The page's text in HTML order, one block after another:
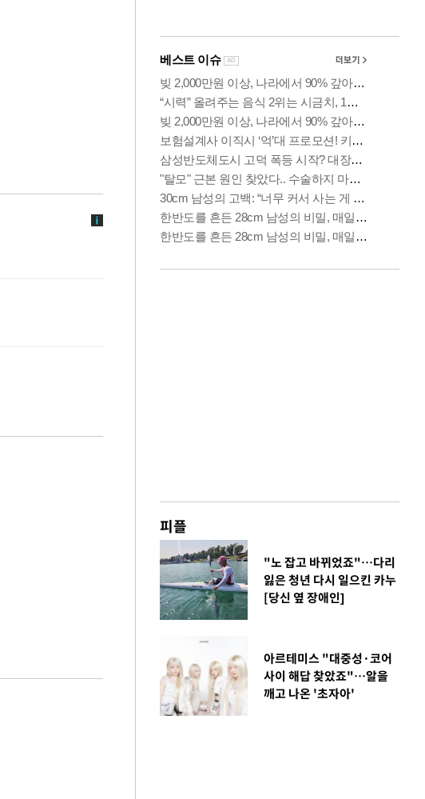
피플
"노 잡고 바뀌었죠"…다리
잃은 청년 다시 일으킨 카누
[당신 옆 장애인]
아르테미스 "대중성·코어
사이 해답 찾았죠"…알을
깨고 나온 '초자아'